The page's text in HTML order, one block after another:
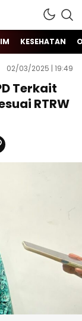
KESEHATAN
02/03/2025 | 19:49
Terkait
RTRW